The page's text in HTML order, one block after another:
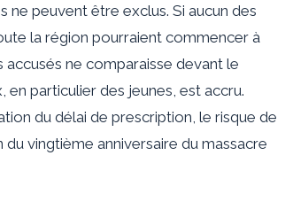
ne peuvent être exclus. Si aucun des
la région pourraient commencer à
accusés ne comparaisse devant le
en particulier des jeunes, est accru.
du délai de prescription, le risque de
du vingtième anniversaire du massacre